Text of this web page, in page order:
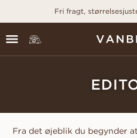
Fri fragt,
Fra det øjeblik du begynder